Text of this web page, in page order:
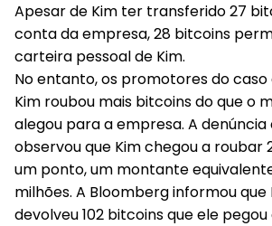
Apesar de Kim ter transferido 27
conta da empresa, 28 bitcoins
carteira pessoal de Kim.
No entanto, os promotores do
Kim roubou mais bitcoins do que o
alegou para a empresa. A
observou que Kim chegou a roubar
um ponto, um montante
milhões. A Bloomberg informou
devolveu 102 bitcoins que ele